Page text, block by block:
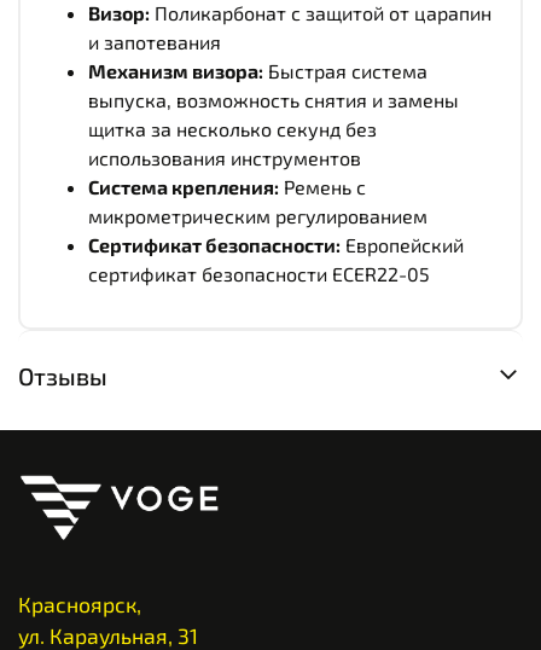
Визор: Поликарбонат с защитой от царапин
и запотевания
Механизм визора: Быстрая система
выпуска, возможность снятия и замены
щитка за несколько секунд без
использования инструментов
Система крепления: Ремень с
микрометрическим регулированием
Сертификат безопасности: Европейский
сертификат безопасности ECER22-05
Отзывы
Красноярск,
ул. Караульная, 31